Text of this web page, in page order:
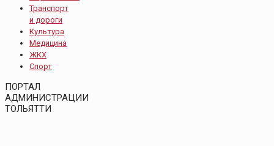
Транспорт
и дороги
Культура
Медицина
ЖКХ
Спорт
ПОРТАЛ
АДМИНИСТРАЦИИ
ТОЛЬЯТТИ